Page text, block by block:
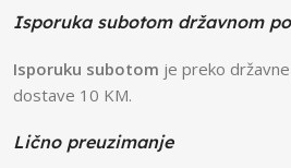
Isporuka subotom državnom
Isporuku subotom je preko
dostave 10 KM.
Lično preuzimanje